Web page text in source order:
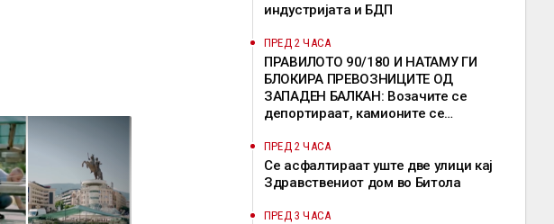
индустријата и БДП
ПРЕД 2 ЧАСА
ПРАВИЛОТО 90/180 И НАТАМУ ГИ
БЛОКИРА ПРЕВОЗНИЦИТЕ ОД
ЗАПАДЕН БАЛКАН: Возачите се
депортираат, камионите се
нема
ПРЕД 2 ЧАСА
Се асфалтираат уште две улици кај
Здравствениот дом во Битола
ПРЕД 3 ЧАСА